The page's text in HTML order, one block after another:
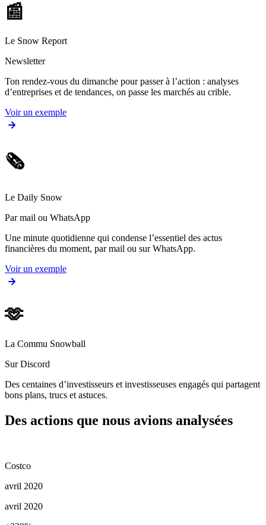
📰
Le Snow Report
Newsletter
Ton rendez-vous du dimanche pour passer à l’action : analyses
d’entreprises et de tendances, on passe les marchés au crible.
Voir un exemple
🗞️
Le Daily Snow
Par mail ou WhatsApp
Une minute quotidienne qui condense l’essentiel des actus
financières du moment, par mail ou sur WhatsApp.
Voir un exemple
🫶
La Commu Snowball
Sur Discord
Des centaines d’investisseurs et investisseuses engagés qui partagent
bons plans, trucs et astuces.
Des actions que nous avions analysées
Costco
avril 2020
avril 2020